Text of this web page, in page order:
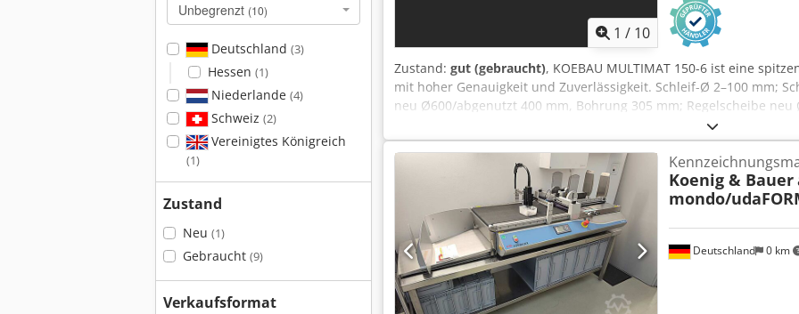
Unbegrenzt (10)
Deutschland (3)
Hessen (1)
Niederlande (4)
Schweiz (2)
Vereinigtes Königreich
(1)
Zustand
Neu (1)
Gebraucht (9)
Verkaufsformat
1 / 10
Zustand: gut (gebraucht), KOEBAU MULTIMAT 150-6 ist eine
mit hoher Genauigkeit und Zuverlässigkeit. Schleif-Ø 2–100 mm;
neu Ø600/abgenutzt 400 mm, Bohrung 305 mm; Regelscheibe
127/152 mm. Geschw. Hauptscheibe 23–45 m/s; Regelspindel
50 Hz; Hauptmotor 18,5 kW; Maße 2500×2100×2200 mm; Gewicht
enge Toleranzen in Automotive, Werkzeugbau, Luftfahrt,
Deutschland 0 km
Koenig & Bauer
mondo/